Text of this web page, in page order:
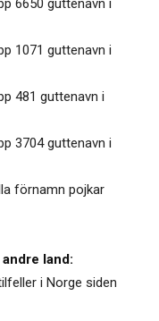
1071 guttenavn i
481 guttenavn i
3704 guttenavn i
förnamn pojkar
land:
i Norge siden